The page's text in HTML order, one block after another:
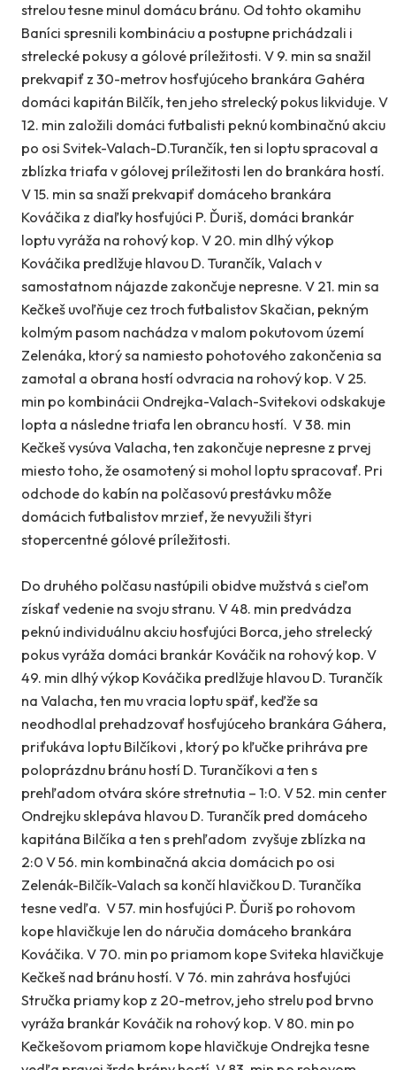
strelou tesne minul domácu bránu. Od tohto okamihu
Baníci spresnili kombináciu a postupne prichádzali i
strelecké pokusy a gólové príležitosti. V 9. min sa snažil
prekvapiť z 30-metrov hosťujúceho brankára Gahéra
domáci kapitán Bilčík, ten jeho strelecký pokus likviduje. V
12. min založili domáci futbalisti peknú kombinačnú akciu
po osi Svitek-Valach-D.Turančík, ten si loptu spracoval a
zblízka triafa v gólovej príležitosti len do brankára hostí.
V 15. min sa snaží prekvapiť domáceho brankára
Kováčika z diaľky hosťujúci P. Ďuriš, domáci brankár
loptu vyráža na rohový kop. V 20. min dlhý výkop
Kováčika predlžuje hlavou D. Turančík, Valach v
samostatnom nájazde zakončuje nepresne. V 21. min sa
Kečkeš uvoľňuje cez troch futbalistov Skačian, pekným
kolmým pasom nachádza v malom pokutovom území
Zelenáka, ktorý sa namiesto pohotového zakončenia sa
zamotal a obrana hostí odvracia na rohový kop. V 25.
min po kombinácii Ondrejka-Valach-Svitekovi odskakuje
lopta a následne triafa len obrancu hostí. V 38. min
Kečkeš vysúva Valacha, ten zakončuje nepresne z prvej
miesto toho, že osamotený si mohol loptu spracovať. Pri
odchode do kabín na polčasovú prestávku môže
domácich futbalistov mrzieť, že nevyužili štyri
stopercentné gólové príležitosti.
Do druhého polčasu nastúpili obidve mužstvá s cieľom
získať vedenie na svoju stranu. V 48. min predvádza
peknú individuálnu akciu hosťujúci Borca, jeho strelecký
pokus vyráža domáci brankár Kováčik na rohový kop. V
49. min dlhý výkop Kováčika predlžuje hlavou D. Turančík
na Valacha, ten mu vracia loptu späť, keďže sa
neodhodlal prehadzovať hosťujúceho brankára Gáhera,
priťukáva loptu Bilčíkovi , ktorý po kľučke prihráva pre
poloprázdnu bránu hostí D. Turančíkovi a ten s
prehľadom otvára skóre stretnutia – 1:0. V 52. min center
Ondrejku sklepáva hlavou D. Turančík pred domáceho
kapitána Bilčíka a ten s prehľadom zvyšuje zblízka na
2:0 V 56. min kombinačná akcia domácich po osi
Zelenák-Bilčík-Valach sa končí hlavičkou D. Turančíka
tesne vedľa. V 57. min hosťujúci P. Ďuriš po rohovom
kope hlavičkuje len do náručia domáceho brankára
Kováčika. V 70. min po priamom kope Sviteka hlavičkuje
Kečkeš nad bránu hostí. V 76. min zahráva hosťujúci
Stručka priamy kop z 20-metrov, jeho strelu pod brvno
vyráža brankár Kováčik na rohový kop. V 80. min po
Kečkešovom priamom kope hlavičkuje Ondrejka tesne